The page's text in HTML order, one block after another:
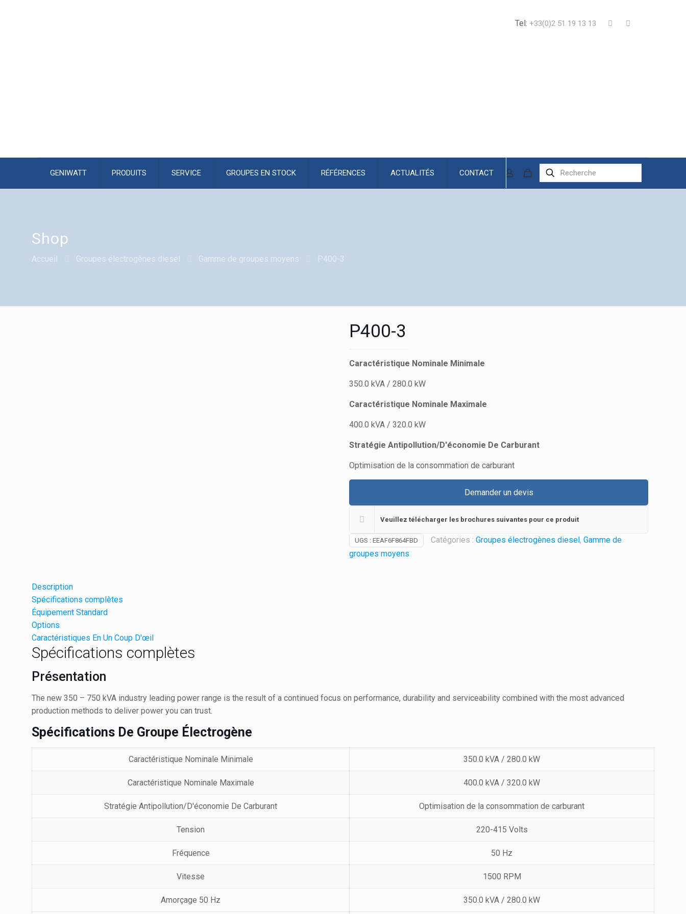
GENIWATT PRODUITS SERVICE GROUPES EN STOCK RÉFÉRENCES ACTUALITÉS CONTACT
Tel: +33(0)2 51 19 13 13
Shop
Accueil Groupes électrogènes diesel Gamme de groupes moyens P400-3
P400-3
Caractéristique Nominale Minimale
350.0 kVA / 280.0 kW
Caractéristique Nominale Maximale
400.0 kVA / 320.0 kW
Stratégie Antipollution/D'économie De Carburant
Optimisation de la consommation de carburant
Demander un devis
Veuillez télécharger les brochures suivantes pour ce produit
UGS : EEAF6F864FBD Catégories : Groupes électrogènes diesel, Gamme de
groupes moyens
Description
Spécifications complètes
Équipement Standard
Options
Caractéristiques En Un Coup D'œil
Spécifications complètes
Présentation
The new 350 – 750 kVA industry leading power range is the result of a continued focus on performance, durability and serviceability combined with the most advanced
production methods to deliver power you can trust.
Spécifications De Groupe Électrogène
Caractéristique Nominale Minimale 350.0 kVA / 280.0 kW
Caractéristique Nominale Maximale 400.0 kVA / 320.0 kW
Stratégie Antipollution/D'économie De Carburant Optimisation de la consommation de carburant
Tension 220-415 Volts
Fréquence 50 Hz
Vitesse 1500 RPM
Amorçage 50 Hz 350.0 kVA / 280.0 kW